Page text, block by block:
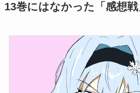
13巻にはなかった「感想戦